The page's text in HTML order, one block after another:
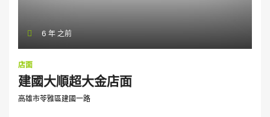
6 年 之前
店面
建國大順超大金店面
高雄市苓雅區建國一路